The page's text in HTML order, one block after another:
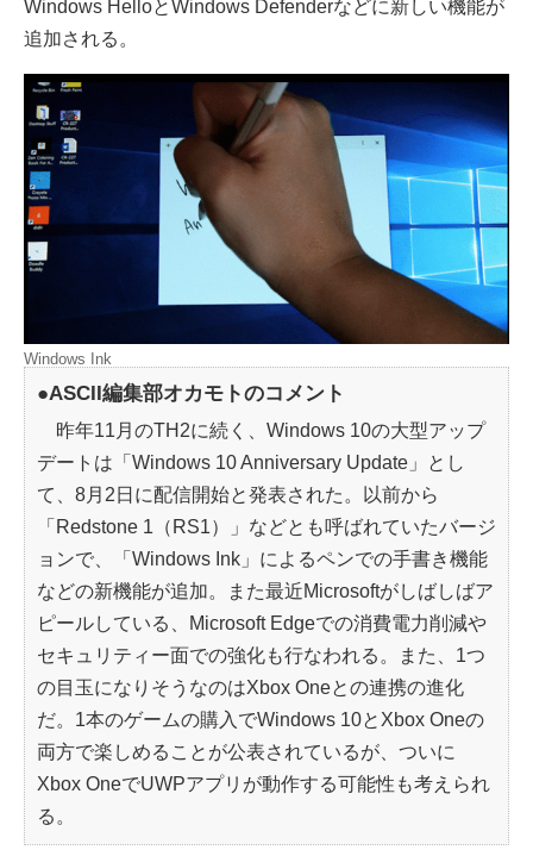
Windows HelloとWindows Defenderなどに新しい機能が
追加される。
Windows Ink
●ASCII編集部オカモトのコメント
昨年11月のTH2に続く、Windows 10の大型アップ
デートは「Windows 10 Anniversary Update」とし
て、8月2日に配信開始と発表された。以前から
「Redstone 1（RS1）」などとも呼ばれていたバージ
ョンで、「Windows Ink」によるペンでの手書き機能
などの新機能が追加。また最近Microsoftがしばしばア
ピールしている、Microsoft Edgeでの消費電力削減や
セキュリティー面での強化も行なわれる。また、1つ
の目玉になりそうなのはXbox Oneとの連携の進化
だ。1本のゲームの購入でWindows 10とXbox Oneの
両方で楽しめることが公表されているが、ついに
Xbox OneでUWPアプリが動作する可能性も考えられ
る。